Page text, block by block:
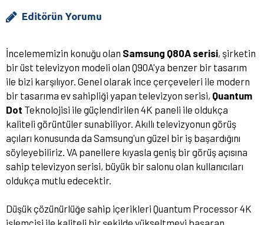
Editörün Yorumu
İncelememizin konuğu olan Samsung Q80A serisi, şirketin
bir üst televizyon modeli olan Q90A'ya benzer bir tasarım
ile bizi karşılıyor. Genel olarak ince çerçeveleri ile modern
bir tasarıma ev sahipliği yapan televizyon serisi, Quantum
Dot Teknolojisi ile güçlendirilen 4K paneli ile oldukça
kaliteli görüntüler sunabiliyor. Akıllı televizyonun görüş
açıları konusunda da Samsung'un güzel bir iş başardığını
söyleyebiliriz. VA panellere kıyasla geniş bir görüş açısına
sahip televizyon serisi, büyük bir salonu olan kullanıcıları
oldukça mutlu edecektir.
Düşük çözünürlüğe sahip içerikleri Quantum Processor 4K